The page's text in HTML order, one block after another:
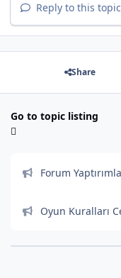
Reply to this
Share
Go to topic listing
Forum
Oyun Kuralları